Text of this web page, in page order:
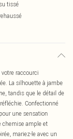
tissé
raccourci
La silhouette à jambe
tandis que le détail de
Confectionné
une sensation
chemise ample et
mariez-le avec un